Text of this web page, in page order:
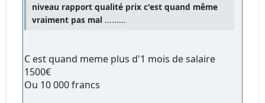
niveau rapport qualité prix c'est quand même
vraiment pas mal .........
C est quand meme plus d'1 mois de salaire
1500€
Ou 10 000 francs